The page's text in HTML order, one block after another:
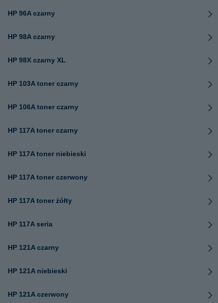
HP 96A czarny
HP 98A czarny
HP 98X czarny XL
HP 103A toner czarny
HP 106A toner czarny
HP 117A toner czarny
HP 117A toner niebieski
HP 117A toner czerwony
HP 117A toner żółty
HP 117A seria
HP 121A czarny
HP 121A niebieski
HP 121A czerwony